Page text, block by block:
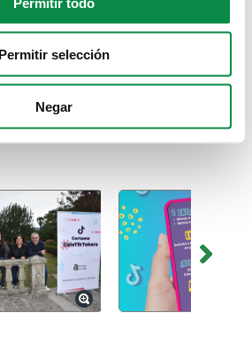
Permitir selección
Negar
(formato PDF)